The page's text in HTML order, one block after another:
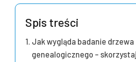
Spis treści
Jak wygląda badanie drzewa
genealogicznego –